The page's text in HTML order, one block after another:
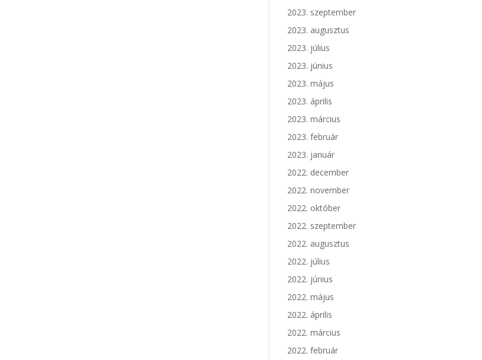
2023. szeptember
2023. augusztus
2023. július
2023. június
2023. május
2023. április
2023. március
2023. február
2023. január
2022. december
2022. november
2022. október
2022. szeptember
2022. augusztus
2022. július
2022. június
2022. május
2022. április
2022. március
2022. február